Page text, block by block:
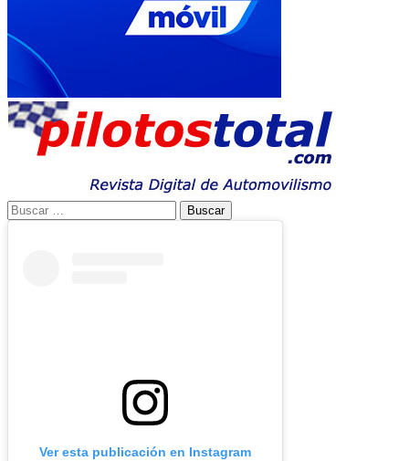
Buscar:
Ver esta publicación en Instagram